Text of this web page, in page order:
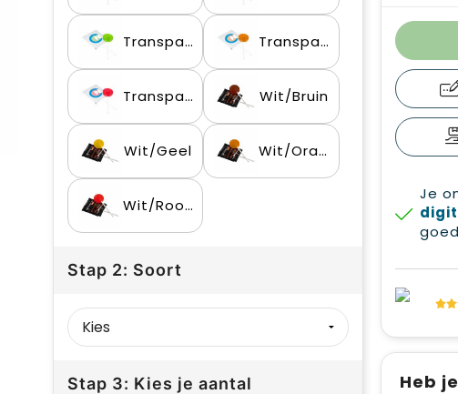
Transparant/Groen Transparant/Oranje
Transparant/Rood Wit/Bruin
Wit/Geel Wit/Oranje
Wit/Rood
Stap 2: Soort
Stap 3: Kies je aantal
Je
Heb